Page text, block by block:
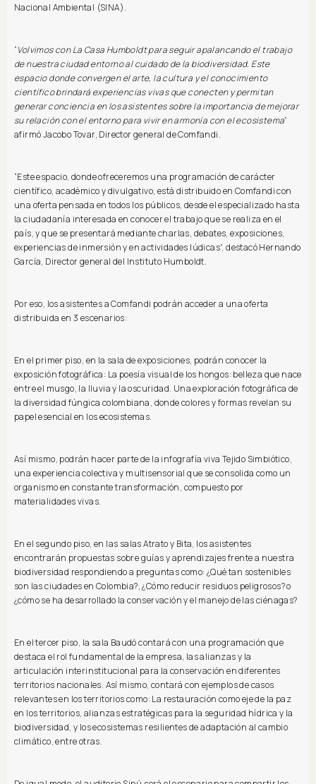
Nacional Ambiental (SINA).
“Volvimos con La Casa Humboldt para seguir apalancando el trabajo
de nuestra ciudad entorno al cuidado de la biodiversidad. Este
espacio donde convergen el arte, la cultura y el conocimiento
científico brindará experiencias vivas que conecten y permitan
generar conciencia en los asistentes sobre la importancia de mejorar
su relación con el entorno para vivir en armonía con el ecosistema”
afirmó Jacobo Tovar, Director general de Comfandi.
“Este espacio, donde ofreceremos una programación de carácter
científico, académico y divulgativo, está distribuido en Comfandi con
una oferta pensada en todos los públicos, desde el especializado hasta
la ciudadanía interesada en conocer el trabajo que se realiza en el
país, y que se presentará mediante charlas, debates, exposiciones,
experiencias de inmersión y en actividades lúdicas”, destacó Hernando
García, Director general del Instituto Humboldt.
Por eso, los asistentes a Comfandi podrán acceder a una oferta
distribuida en 3 escenarios:
En el primer piso, en la sala de exposiciones, podrán conocer la
exposición fotográfica: La poesía visual de los hongos: belleza que nace
entre el musgo, la lluvia y la oscuridad. Una exploración fotográfica de
la diversidad fúngica colombiana, donde colores y formas revelan su
papel esencial en los ecosistemas.
Así mismo, podrán hacer parte de la infografía viva Tejido Simbiótico,
una experiencia colectiva y multisensorial que se consolida como un
organismo en constante transformación, compuesto por
materialidades vivas.
En el segundo piso, en las salas Atrato y Bita, los asistentes
encontrarán propuestas sobre guías y aprendizajes frente a nuestra
biodiversidad respondiendo a preguntas como: ¿Qué tan sostenibles
son las ciudades en Colombia?, ¿Cómo reducir residuos peligrosos? o
¿cómo se ha desarrollado la conservación y el manejo de las ciénagas?
En el tercer piso, la sala Baudó contará con una programación que
destaca el rol fundamental de la empresa, las alianzas y la
articulación interinstitucional para la conservación en diferentes
territorios nacionales. Así mismo, contará con ejemplos de casos
relevantes en los territorios como: La restauración como eje de la paz
en los territorios, alianzas estratégicas para la seguridad hídrica y la
biodiversidad, y los ecosistemas resilientes de adaptación al cambio
climático, entre otras.